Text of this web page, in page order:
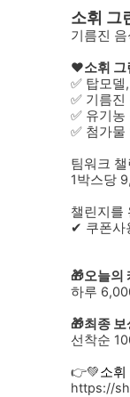
소휘 그
기름진
❤소휘 그
✅ 탑모
✅ 기름
✅ 유기
✅ 첨가
팀워크
1박스당
챌린지를
✔ 쿠폰사
🎁오늘의
하루
🎁최종 보
선착순
👉💚소휘
https://